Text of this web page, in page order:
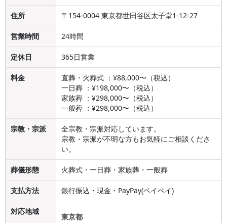
住所 〒154-0004 東京都世田谷区太子堂1-12-27
営業時間 24時間
定休日 365日営業
料金
直葬・火葬式 ：¥88,000〜（税込）
一日葬 ：¥198,000〜（税込）
家族葬 ：¥298,000〜（税込）
一般葬 ：¥298,000〜（税込）
宗教・宗派
全宗教・宗派対応しています。
宗教・宗派が不明な方もお気軽にご相談くださ
い。
葬儀形態 火葬式・一日葬・家族葬・一般葬
支払方法 銀行振込・現金・PayPay(ペイペイ)
対応地域
東京都